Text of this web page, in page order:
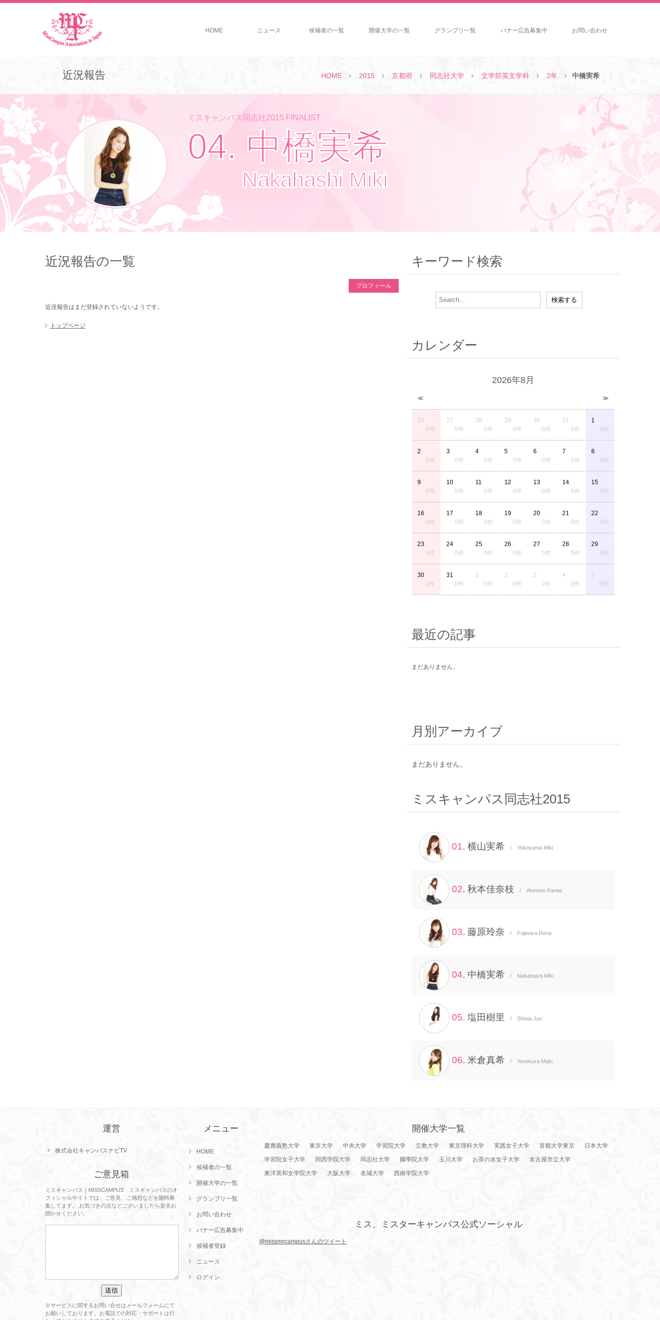
HOME ニュース 候補者の一覧 開催大学の一覧 グランプリ一覧 バナー広告募集中 お問い合わせ
HOME 2015 京都府 同志社大学 文学部英文学科 2年 中橋実希
近況報告
ミスキャンパス同志社2015 FINALIST
04. 中橋実希
Nakahashi Miki
近況報告の一覧
プロフィール
近況報告はまだ登録されていないようです。
トップページ
キーワード検索
カレンダー
2026年8月
≪ ≫
26
0件
27
0件
28
0件
29
0件
30
0件
31
0件
1
0件
2
0件
3
0件
4
0件
5
0件
6
0件
7
0件
8
0件
9
0件
10
0件
11
0件
12
0件
13
0件
14
0件
15
0件
16
0件
17
0件
18
0件
19
0件
20
0件
21
0件
22
0件
23
0件
24
0件
25
0件
26
0件
27
0件
28
0件
29
0件
30
0件
31
0件
1
0件
2
0件
3
0件
4
0件
5
0件
最近の記事
まだありません。
月別アーカイブ
まだありません。
ミスキャンパス同志社2015
01. 横山実希 / Yokoyama Miki
02. 秋本佳奈枝 / Akimoto Kanae
03. 藤原玲奈 / Fujiwara Rena
04. 中橋実希 / Nakahashi Miki
05. 塩田樹里 / Shiota Juri
06. 米倉真希 / Yonekura Maki
運営
株式会社キャンパスナビTV
ご意見箱
ミスキャンパス｜MISSCAMPUS ミスキャンパスのオ
フィシャルサイトでは、ご意見、ご感想などを随時募
集してます。 お気づきの点などございましたら是非お
聞かせください。
※サービスに関するお問い合せはメールフォームにて
お願いしております。お電話での対応・サポートは行
メニュー
HOME
候補者の一覧
開催大学の一覧
グランプリ一覧
お問い合わせ
バナー広告募集中
候補者登録
ニュース
ログイン
開催大学一覧
慶應義塾大学 東京大学 中央大学 学習院大学 立教大学 東京理科大学 実践女子大学 首都大学東京
日本大学
学習院女子大学
関西学院大学 同志社大学 國學院大学 玉川大学 お茶の水女子大学
名古屋市立大学
東洋英和女学院大学
大阪大学 名城大学 西南学院大学
ミス、ミスターキャンパス公式ソーシャル
@missmrcampusさんのツイート